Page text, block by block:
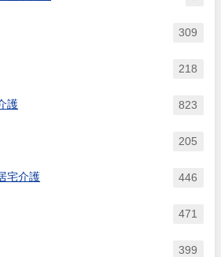
309
218
護 823
205
宅介護 446
471
399